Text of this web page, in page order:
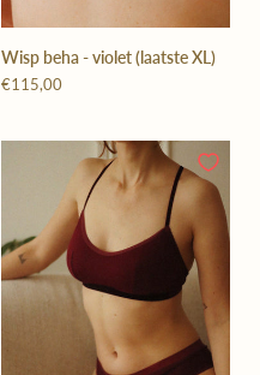
Wisp beha - violet (laatste XL)
€115,00